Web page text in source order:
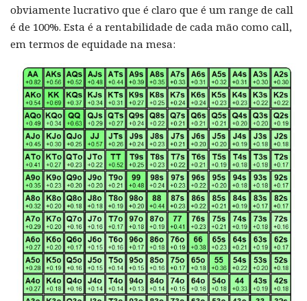
obviamente lucrativo que é claro que é um range de call
é de 100%. Esta é a rentabilidade de cada mão como call,
em termos de equidade na mesa: